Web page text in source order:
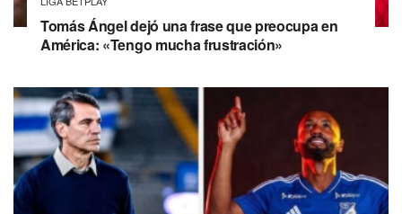
Tomás Ángel dejó una frase que preocupa en
América: «Tengo mucha frustración»